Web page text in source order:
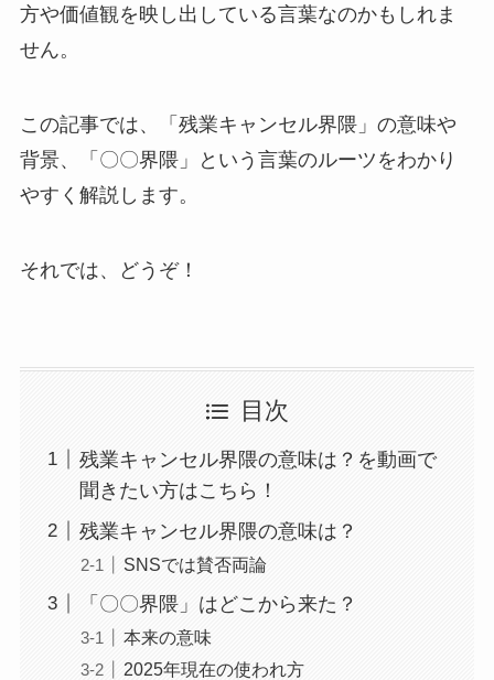
方や価値観を映し出している言葉なのかもしれま
せん。
この記事では、「残業キャンセル界隈」の意味や
背景、「〇〇界隈」という言葉のルーツをわかり
やすく解説します。
それでは、どうぞ！
目次
残業キャンセル界隈の意味は？を動画で
聞きたい方はこちら！
残業キャンセル界隈の意味は？
SNSでは賛否両論
「〇〇界隈」はどこから来た？
本来の意味
2025年現在の使われ方